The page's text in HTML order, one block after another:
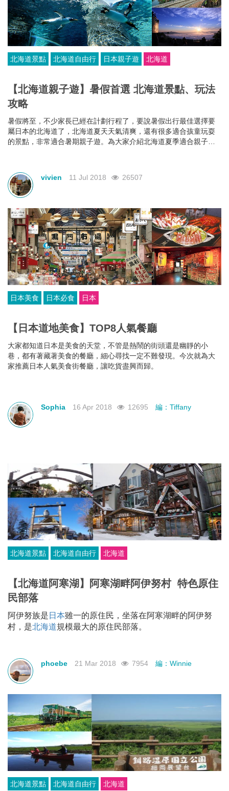
北海道景點 北海道自由行 日本親子遊 北海道
【北海道親子遊】暑假首選 北海道景點、玩法
攻略
暑假將至，不少家長已經在計劃行程了，要說暑假出行最佳選擇要
屬日本的北海道了，北海道夏天天氣清爽，還有很多適合孩童玩耍
的景點，非常適合暑期親子遊。為大家介紹北海道夏季適合親子遊
vivien 11 Jul 2018 26507
日本美食 日本必食 日本
【日本道地美食】TOP8人氣餐廳
大家都知道日本是美食的天堂，不管是熱鬧的街頭還是幽靜的小
巷，都有著藏著美食的餐廳，細心尋找一定不難發現。今次就為大
家推薦日本人氣美食街餐廳，讓吃貨盡興而歸。
Sophia 16 Apr 2018 12695 編：Tiffany
北海道景點 北海道自由行 北海道
【北海道阿寒湖】阿寒湖畔阿伊努村 特色原住
民部落
阿伊努族是 日本雖一的原住民， 坐落在阿寒湖畔的阿伊努
村，是北海道規模最大的原住民部落。
phoebe 21 Mar 2018 7954 編：Winnie
北海道景點 北海道自由行 北海道